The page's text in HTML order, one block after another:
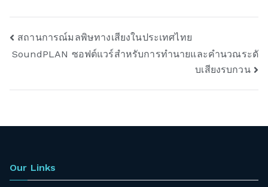
สถานการณ์มลพิษทางเสียงในประเทศไทย
SoundPLAN ซอฟต์แวร์สำหรับการทำนายและคำนวณระดั
บเสียงรบกวน
Our Links